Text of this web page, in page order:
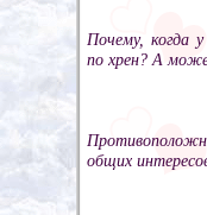
Почему, когда
по хрен? А
общих